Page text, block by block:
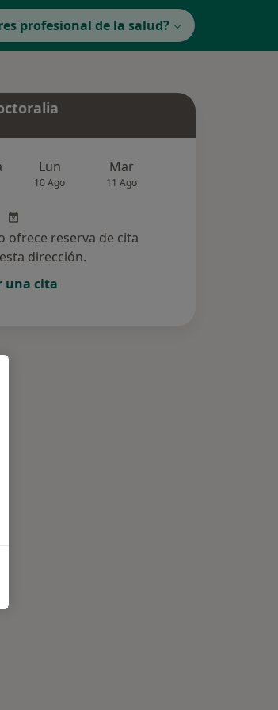
profesional de la salud?
Lun
10 Ago
Mar
11 Ago
ofrece reserva de cita
dirección.
una cita